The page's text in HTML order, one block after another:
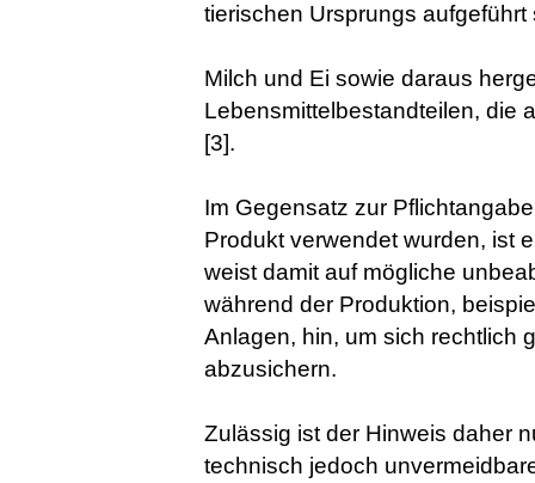
tierischen Ursprungs aufgeführt
Milch und Ei sowie daraus
Lebensmittelbestandteilen, die
[3].
Im Gegensatz zur
Produkt verwendet wurden, ist
weist damit auf mögliche
während der Produktion,
Anlagen, hin, um sich rechtlich
abzusichern.
Zulässig ist der Hinweis daher
technisch jedoch